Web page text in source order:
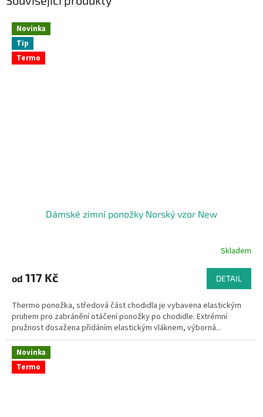
Novinka
Tip
Termo
Dámské zimní ponožky Norský vzor New
Skladem
od 117 Kč DETAIL
Thermo ponožka, středová část chodidla je vybavena elastickým
pruhem pro zabránění otáčení ponožky po chodidle. Extrémní
pružnost dosažena přidáním elastickým vláknem, výborná...
Novinka
Termo